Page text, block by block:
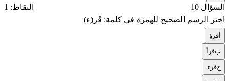
السؤال 10
النقاط: 1
اختر الرسم الصحيح للهمزة في كلمة: قَر(ء)
قرؤ
بقرأ
جقرء